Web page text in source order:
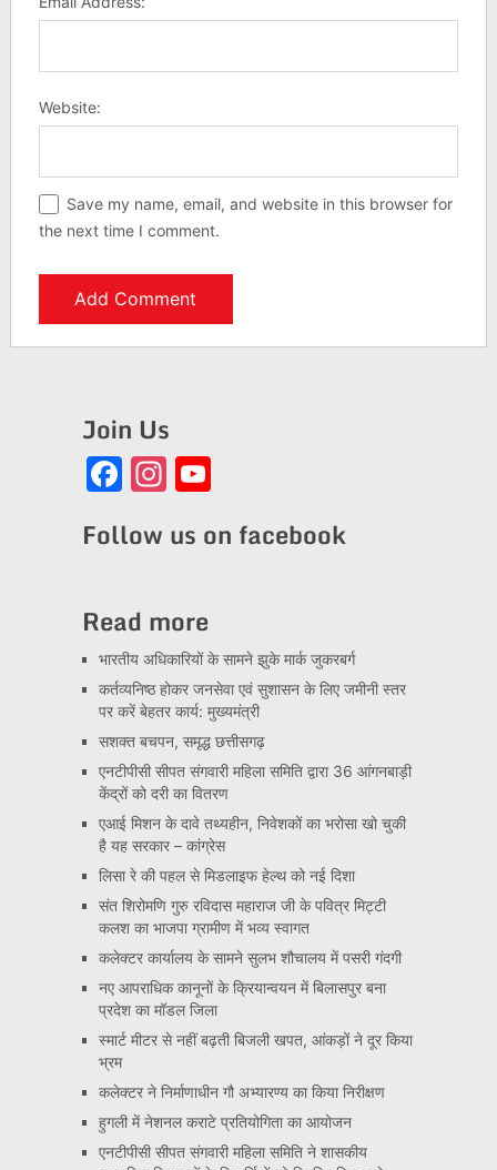
Website:
Save my name, email, and website in this browser for
the next time I comment.
Join Us
Facebook
Instagram
YouTube
Follow us on facebook
Read more
भारतीय अधिकारियों के सामने झुके मार्क जुकरबर्ग
कर्तव्यनिष्ठ होकर जनसेवा एवं सुशासन के लिए जमीनी स्तर
पर करें बेहतर कार्य: मुख्यमंत्री
सशक्त बचपन, समृद्ध छत्तीसगढ़
एनटीपीसी सीपत संगवारी महिला समिति द्वारा 36 आंगनबाड़ी
केंद्रों को दरी का वितरण
एआई मिशन के दावे तथ्यहीन, निवेशकों का भरोसा खो चुकी
है यह सरकार – कांग्रेस
लिसा रे की पहल से मिडलाइफ हेल्थ को नई दिशा
संत शिरोमणि गुरु रविदास महाराज जी के पवित्र मिट्टी
कलश का भाजपा ग्रामीण में भव्य स्वागत
कलेक्टर कार्यालय के सामने सुलभ शौचालय में पसरी गंदगी
नए आपराधिक कानूनों के क्रियान्वयन में बिलासपुर बना
प्रदेश का मॉडल जिला
स्मार्ट मीटर से नहीं बढ़ती बिजली खपत, आंकड़ों ने दूर किया
भ्रम
कलेक्टर ने निर्माणाधीन गौ अभ्यारण्य का किया निरीक्षण
हुगली में नेशनल कराटे प्रतियोगिता का आयोजन
एनटीपीसी सीपत संगवारी महिला समिति ने शासकीय